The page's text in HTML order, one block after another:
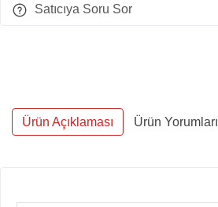
Satıcıya Soru Sor
Ürün Açıklaması Ürün Yorumları